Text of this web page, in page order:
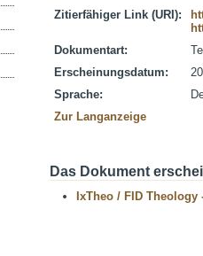
Zitierfähiger Link (URI):
Dokumentart:
Erscheinungsdatum:
Sprache:
Zur Langanzeige
Das Dokument
IxTheo / FID Theology